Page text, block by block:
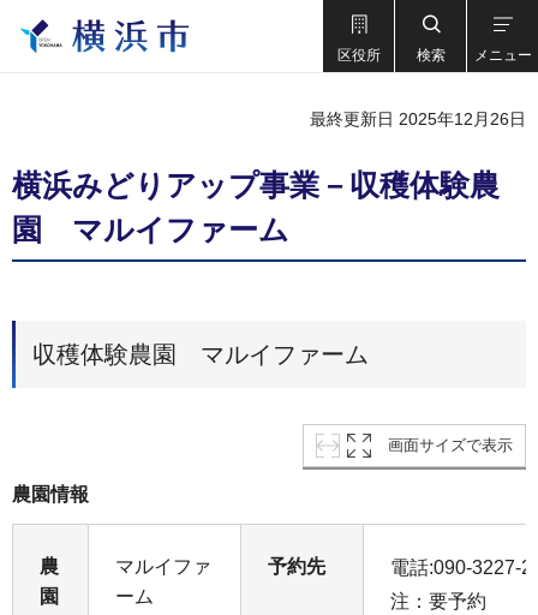
区役所 検索 メニュー
最終更新日 2025年12月26日
横浜みどりアップ事業－収穫体験農
園 マルイファーム
収穫体験農園 マルイファーム
画面サイズで表示
農園情報
農
園
マルイファ
ーム
予約先
電話:090-3227-
注：要予約